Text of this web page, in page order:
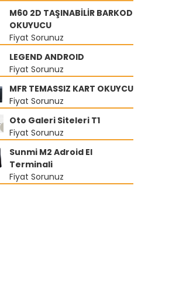
M60 2D TAŞINABİLİR BARKOD
OKUYUCU
Fiyat Sorunuz
LEGEND ANDROID
Fiyat Sorunuz
MFR TEMASSIZ KART OKUYCU
Fiyat Sorunuz
Oto Galeri Siteleri T1
Fiyat Sorunuz
Sunmi M2 Adroid El
Terminali
Fiyat Sorunuz